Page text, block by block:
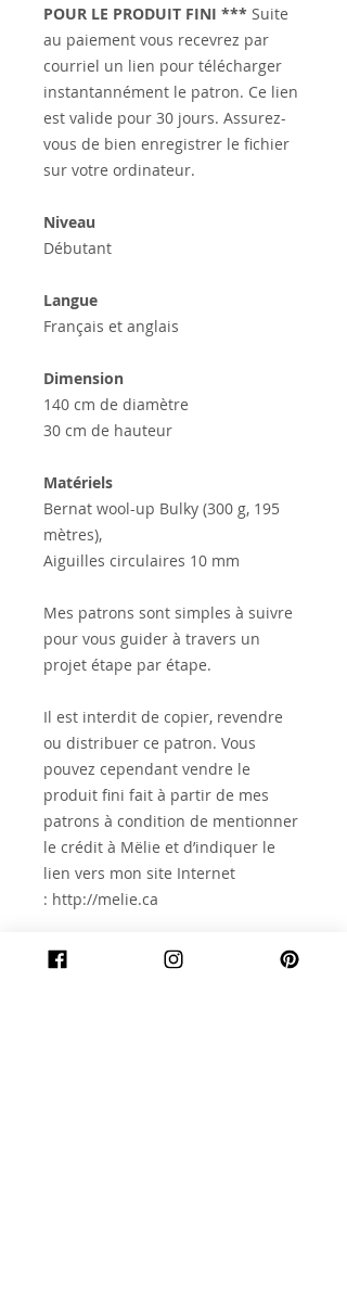
POUR LE PRODUIT FINI *** Suite
au paiement vous recevrez par
courriel un lien pour télécharger
instantannément le patron. Ce lien
est valide pour 30 jours. Assurez-
vous de bien enregistrer le fichier
sur votre ordinateur.
Niveau
Débutant
Langue
Français et anglais
Dimension
140 cm de diamètre
30 cm de hauteur
Matériels
Bernat wool-up Bulky (300 g, 195
mètres),
Aiguilles circulaires 10 mm
Mes patrons sont simples à suivre
pour vous guider à travers un
projet étape par étape.
Il est interdit de copier, revendre
ou distribuer ce patron. Vous
pouvez cependant vendre le
produit fini fait à partir de mes
patrons à condition de mentionner
le crédit à Mëlie et d’indiquer le
lien vers mon site Internet
: http://melie.ca